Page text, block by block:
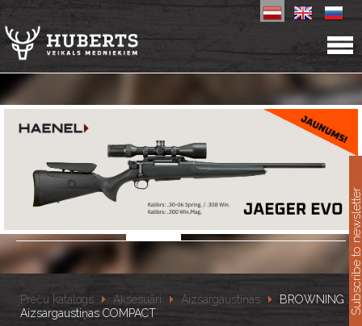
Preču katalogs Aksesuāri Aizsargaustiņas
BROWNING
Aizsargaustiņas COMPACT
Subscribe